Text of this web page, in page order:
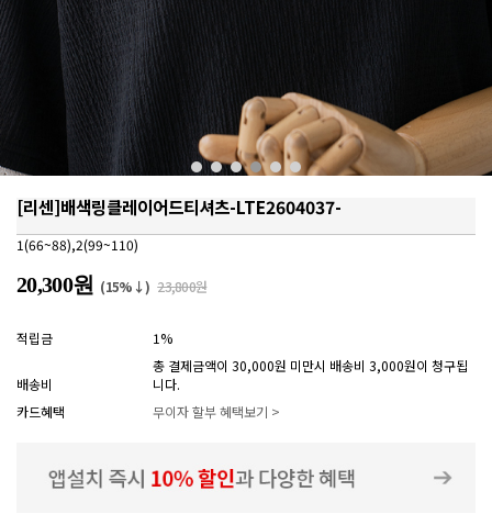
[리센]배색링클레이어드티셔츠-LTE2604037-
1(66~88),2(99~110)
20,300원 (15%↓) 23,800원
적립금 1%
배송비
총 결제금액이 30,000원 미만시 배송비 3,000원이 청구됩
니다.
카드혜택
무이자 할부 혜택보기 >